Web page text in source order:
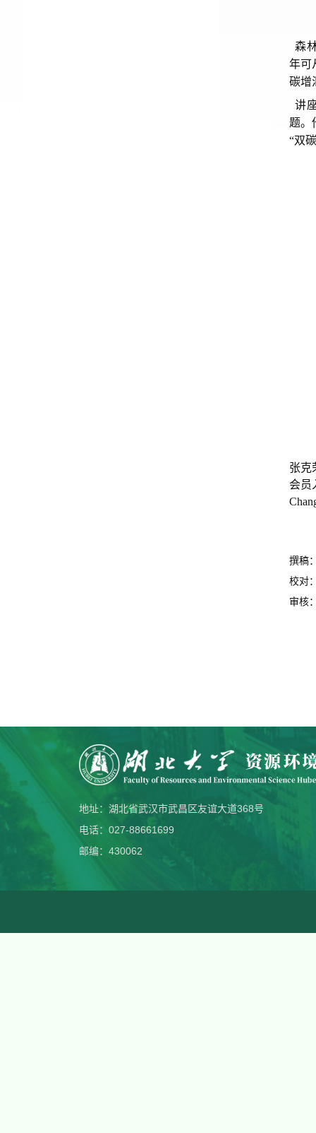
森
年可
碳增
讲
题。
“双
张克
会员
撰稿
校对
审核
地址：湖北省武汉市武昌区友谊大道368号
电话：027-88661699
邮编：430062